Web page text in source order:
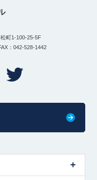
町1-100-25-5F
：042-528-1442